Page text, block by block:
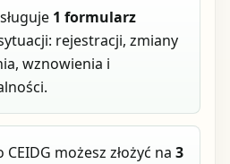
1 formularz
rejestracji, zmiany
wznowienia i
możesz złożyć na3